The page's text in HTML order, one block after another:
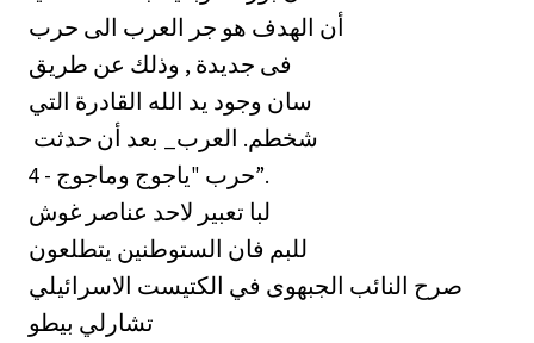
أن الهدف هو جر العرب الى حرب
فى جديدة , وذلك عن طريق
سان وجود يد الله القادرة التي
شخطم. العرب_ بعد أن حدثت ‏
4 - حرب "ياجوج وماجوج”.
لبا تعبير لاحد عناصر غوش
للبم فان الستوطنين يتطلعون
صرح النائب الجبهوى في الكتيست الاسرائيلي
تشارلي بيطو